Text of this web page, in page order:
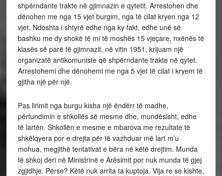
shpërndante trakte në gjimnazin e qytetit. Arrestohen dhe
dënohen me nga 15 vjet burgim, nga të cilat kryen nga 12
vjet. Ndoshta i shtyrë edhe nga ky fakt, edhe unë së
bashku me dy shokë të mi të moshës 15 vjeçare, nxënës të
klasës së parë të gjimnazit, në vitin 1951, krijuam një
organizatë antikomuniste që shpërndante trakte në qytet.
Arrestohemi dhe dënohemi me nga 5 vjet të cilat i kryem të
gjitha një për një.
Pas lirimit nga burgu kisha një ëndërr të madhe,
përfundimin e shkollës së mesme dhe, mundësisht, edhe
të lartën. Shkollën e mesme e mbarova me rezultate të
shkëlqyera por e drejta për të vazhduar më lart m’u
mohua, megjithë tentativat e bëra në këtë drejtim. Munda
të shkoj deri në Ministrinë e Arësimit por nuk munda të gjej
zgjidhje. Përse? Këtë nuk arrita ta kuptoja. Vija re se kishte,